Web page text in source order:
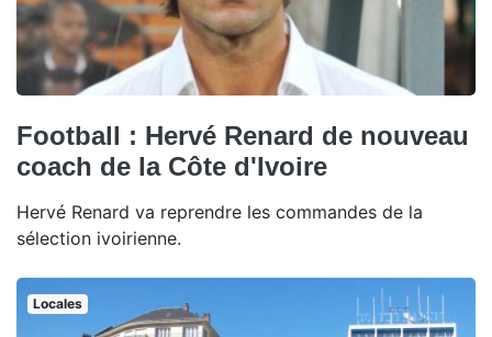
Football : Hervé Renard de nouveau
coach de la Côte d'Ivoire
Hervé Renard va reprendre les commandes de la
sélection ivoirienne.
Locales